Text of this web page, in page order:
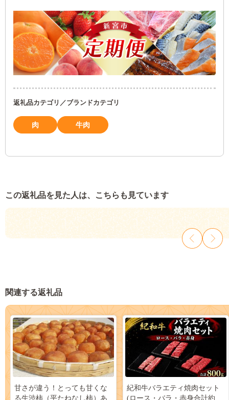
返礼品カテゴリ／ブランドカテゴリ
肉 牛肉
この返礼品を見た人は、こちらも見ています
関連する返礼品
甘さが違う！とっても甘くな
る生渋柿（平たねなし柿）あ
紀和牛バラエティ焼肉セット
(ロース・バラ・赤身合計約